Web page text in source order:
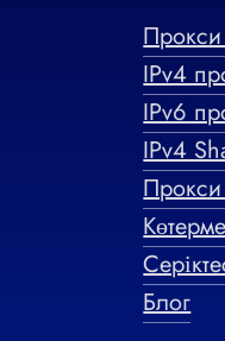
IPv4
IPv6
IPv4
Блог